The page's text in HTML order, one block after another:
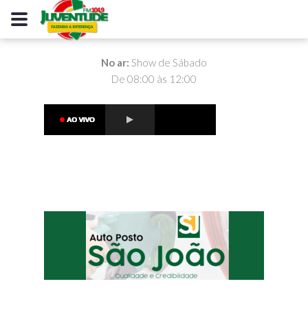
No ar: Show de Sábado
De 08:00 às 12:00